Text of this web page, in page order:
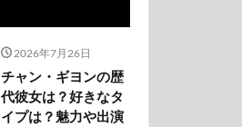
2026年7月26日
チャン・ギヨンの歴
代彼女は？好きなタ
イプは？魅力や出演